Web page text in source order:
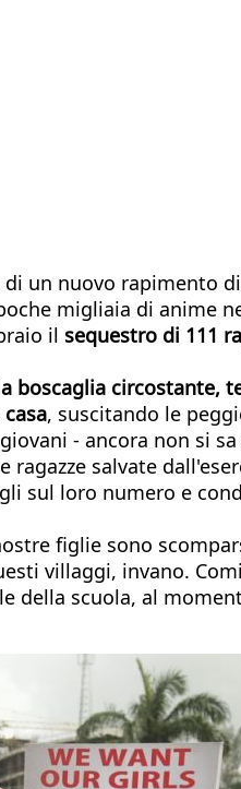
un nuovo rapimento
migliaia di anime
il sequestro di 111
boscaglia circostante,
, suscitando le
- ancora non si
salvate
sul loro numero e
figlie sono
villaggi, invano.
scuola, al